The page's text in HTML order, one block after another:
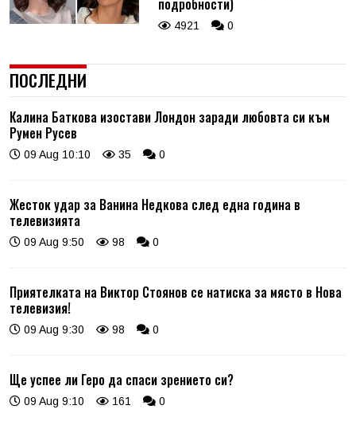
подробности)
4921 0
ПОСЛЕДНИ
Калина Баткова изостави Лондон заради любовта си към
Румен Русев
09 Aug 10:10 35 0
Жесток удар за Ванина Недкова след една година в
телевизията
09 Aug 9:50 98 0
Приятелката на Виктор Стоянов се натиска за място в Нова
телевизия!
09 Aug 9:30 98 0
Ще успее ли Геро да спаси зрението си?
09 Aug 9:10 161 0